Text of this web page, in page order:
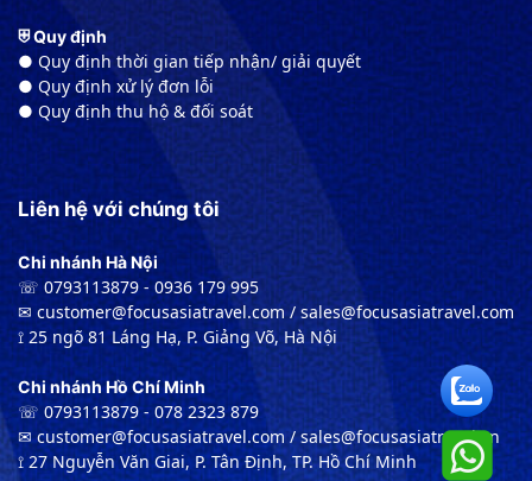
⛨ Quy định
● Quy định thời gian tiếp nhận/ giải quyết
● Quy định xử lý đơn lỗi
● Quy định thu hộ & đối soát
Liên hệ với chúng tôi
Chi nhánh Hà Nội
☏ 0793113879 - 0936 179 995
✉︎ customer@focusasiatravel.com / sales@focusasiatravel.com
⟟ 25 ngõ 81 Láng Hạ, P. Giảng Võ, Hà Nội
Chi nhánh Hồ Chí Minh
☏ 0793113879 - 078 2323 879
✉︎ customer@focusasiatravel.com / sales@focusasiatravel.vn
⟟ 27 Nguyễn Văn Giai, P. Tân Định, TP. Hồ Chí Minh